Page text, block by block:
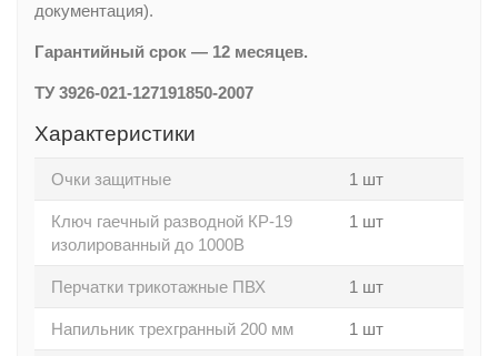
документация).
Гарантийный срок — 12 месяцев.
ТУ 3926-021-127191850-2007
Характеристики
Очки защитные 1 шт
Ключ гаечный разводной КР-19
изолированный до 1000В
1 шт
Перчатки трикотажные ПВХ 1 шт
Напильник трехгранный 200 мм 1 шт